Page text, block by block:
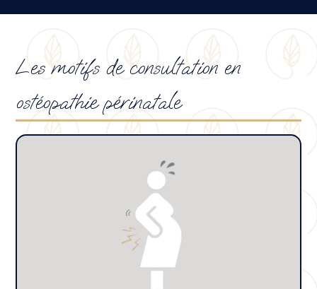
Les motifs de consultation en
ostéopathie périnatale